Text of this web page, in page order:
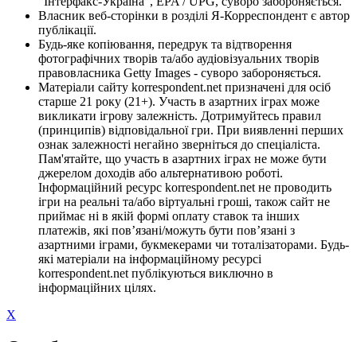
Власник веб-сторінки в розділі Я-Корреспондент є автор
публікації.
Будь-яке копіювання, передрук та відтворення
фотографічних творів та/або аудіовізуальних творів
правовласника Getty Images - суворо забороняється.
Матеріали сайту korrespondent.net призначені для осіб
старше 21 року (21+). Участь в азартних іграх може
викликати ігрову залежність. Дотримуйтесь правил
(принципів) відповідальної гри. При виявленні перших
ознак залежності негайно зверніться до спеціаліста.
Пам'ятайте, що участь в азартних іграх не може бути
джерелом доходів або альтернативою роботі.
Інформаційний ресурс korrespondent.net не проводить
ігри на реальні та/або віртуальні гроші, також сайт не
приймає ні в якій формі оплату ставок та інших
платежів, які пов’язані/можуть бути пов’язані з
азартними іграми, букмекерами чи тоталізаторами. Будь-
які матеріали на інформаційному ресурсі
korrespondent.net публікуються виключно в
інформаційних цілях.
X